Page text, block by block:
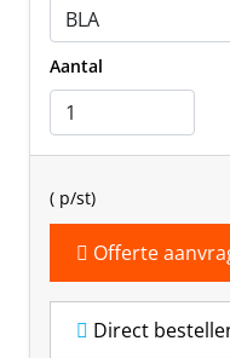
Aantal
( p/st)
Offerte
Direct